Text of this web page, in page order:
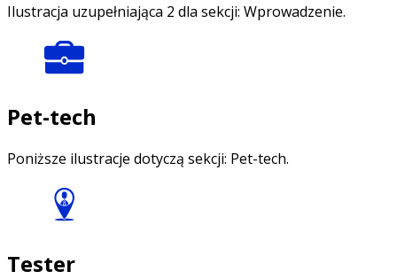
Ilustracja uzupełniająca 2 dla sekcji: Wprowadzenie.
Pet-tech
Poniższe ilustracje dotyczą sekcji: Pet-tech.
Tester